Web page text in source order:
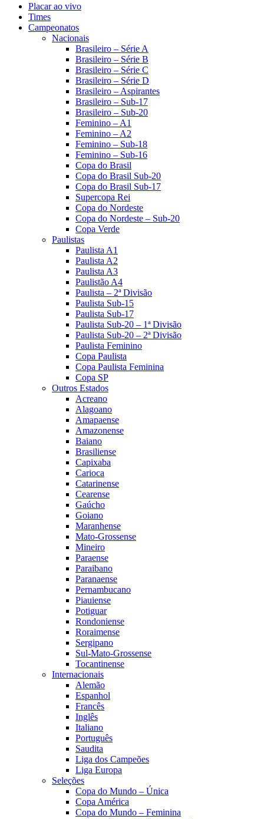
Placar ao vivo
Times
Campeonatos
Nacionais
Brasileiro – Série A
Brasileiro – Série B
Brasileiro – Série C
Brasileiro – Série D
Brasileiro – Aspirantes
Brasileiro – Sub-17
Brasileiro – Sub-20
Feminino – A1
Feminino – A2
Feminino – Sub-18
Feminino – Sub-16
Copa do Brasil
Copa do Brasil Sub-20
Copa do Brasil Sub-17
Supercopa Rei
Copa do Nordeste
Copa do Nordeste – Sub-20
Copa Verde
Paulistas
Paulista A1
Paulista A2
Paulista A3
Paulistão A4
Paulista – 2ª Divisão
Paulista Sub-15
Paulista Sub-17
Paulista Sub-20 – 1ª Divisão
Paulista Sub-20 – 2ª Divisão
Paulista Feminino
Copa Paulista
Copa Paulista Feminina
Copa SP
Outros Estados
Acreano
Alagoano
Amapaense
Amazonense
Baiano
Brasiliense
Capixaba
Carioca
Catarinense
Cearense
Gaúcho
Goiano
Maranhense
Mato-Grossense
Mineiro
Paraense
Paraibano
Paranaense
Pernambucano
Piauiense
Potiguar
Rondoniense
Roraimense
Sergipano
Sul-Mato-Grossense
Tocantinense
Internacionais
Alemão
Espanhol
Francês
Inglês
Italiano
Português
Saudita
Liga dos Campeões
Liga Europa
Seleções
Copa do Mundo – Única
Copa América
Copa do Mundo – Feminina